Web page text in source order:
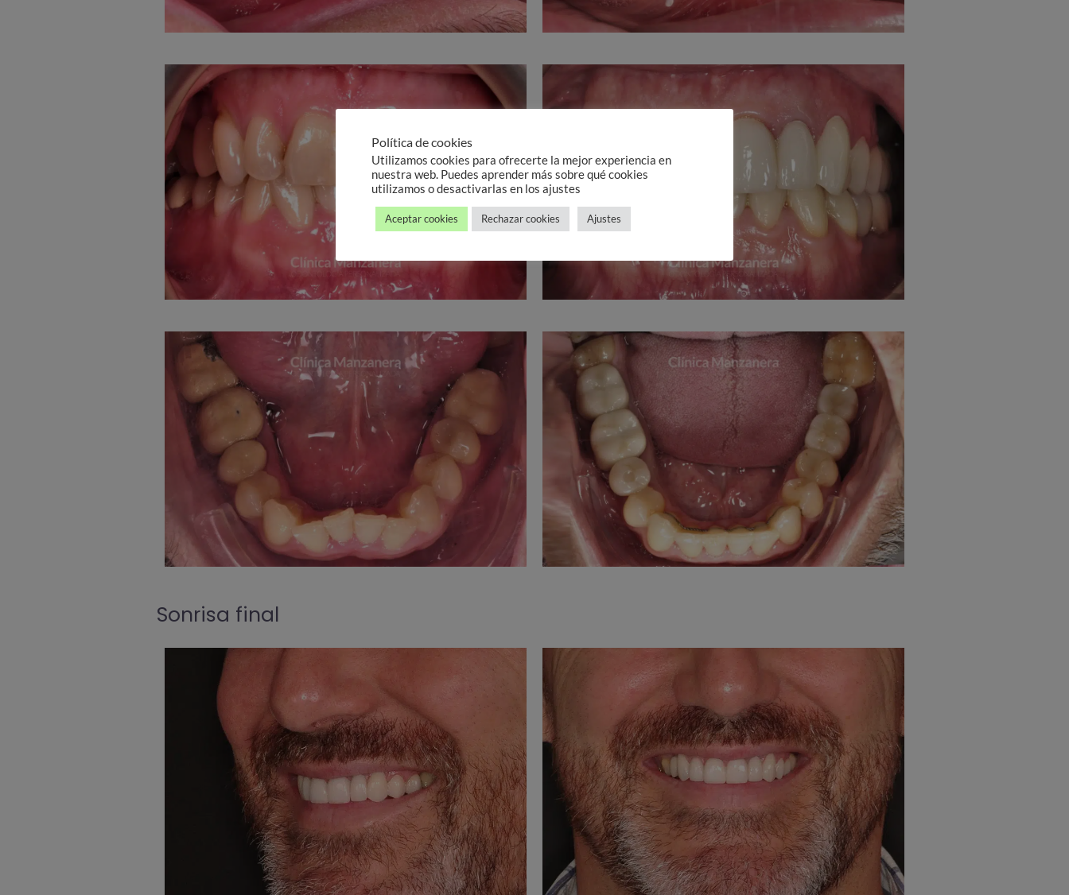
Sonrisa final
Política de cookies
Utilizamos cookies para ofrecerte la mejor experiencia en
nuestra web. Puedes aprender más sobre qué cookies
utilizamos o desactivarlas en los ajustes
Aceptar cookies Rechazar cookies Ajustes